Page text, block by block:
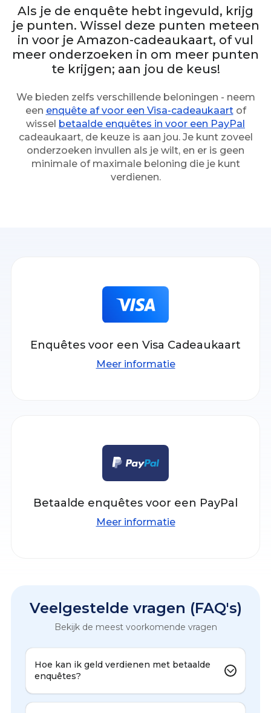
Als je de enquête hebt ingevuld, krijg
je punten. Wissel deze punten meteen
in voor je Amazon-cadeaukaart, of vul
meer onderzoeken in om meer punten
te krijgen; aan jou de keus!
We bieden zelfs verschillende beloningen - neem
een enquête af voor een Visa-cadeaukaartof
wissel betaalde enquêtes in voor een PayPal
cadeaukaart, de keuze is aan jou. Je kunt zoveel
onderzoeken invullen als je wilt, en er is geen
minimale of maximale beloning die je kunt
verdienen.
Enquêtes voor een Visa Cadeaukaart
Meer informatie
Betaalde enquêtes voor een PayPal
Meer informatie
Veelgestelde vragen (FAQ's)
Bekijk de meest voorkomende vragen
Hoe kan ik geld verdienen met betaalde
enquêtes?